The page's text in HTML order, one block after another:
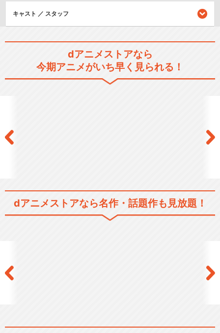
やくならマグカップも 二番
窯
キャスト ／ スタッフ
dアニメストアなら
今期アニメがいち早く見られる！
dアニメストアなら名作・話題作も見放題！